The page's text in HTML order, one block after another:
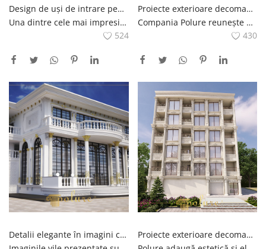
Design de uși de intrare pentru vilă Majestik Lasă-ți ușa de intrare ca Platon
Una dintre cele mai impresionante moduri de a-ți întâmpina vizitatorii este să adaugi o notă strălucitoare ușii de la intrarea vilei tale Coloanele adânc sculptate și suprastructura arcuită poartă urmele arhitecturii antice grecești și romane, designul minimalist al ușii aduce o notă modernă. care va adăuga noblețe zonei tale de intrare cu detalii bogate, linii elegante și materiale de calitate, va fascina pe toți cei care vin la tine acasă.
524
Proiecte exterioare decomandate in stil clasic cu Polure, case unde estetica si eleganta se intalnesc
Compania Polure reunește estetica și eleganța prin împărtășirea proiectelor sale exterioare decomandate în stil clasic pe site-ul său.În aceste proiecte ies în evidență detaliile arhitecturale originale, materialele de calitate și casele construite cu manopera meticuloasă.Echipa de experți Polure răspunde așteptărilor clienților săi oferind solutii speciale in fiecare proiect Fatade exterioare decomandate in stil clasic pe site-ul nostru Va puteti imagina in atmosfera magica a locuintei dumneavoastra explorand proiectele acesteia.
430
Detalii elegante în imagini clasice ale vilei semnate de Polure
Proiecte exterioare decomandate în stil clasic cu Polure, punctul de întâlnire al esteticii și eleganței